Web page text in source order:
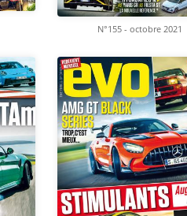
N°155 - octobre 2021